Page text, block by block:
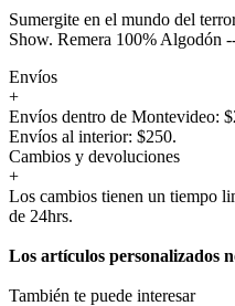
Sumergite en el mundo del
Show. Remera 100%
Envíos
+
Envíos dentro de Montevideo:
Envíos al interior: $250.
Cambios y devoluciones
+
Los cambios tienen un tiempo
de 24hrs.
Los artículos personalizados
También te puede interesar